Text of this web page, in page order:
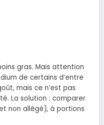
gras. Mais attention
de certains d’entre
mais ce n’est pas
La solution : comparer
non allégé), à portions